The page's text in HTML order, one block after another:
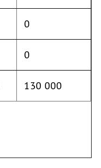
0
0
130 000